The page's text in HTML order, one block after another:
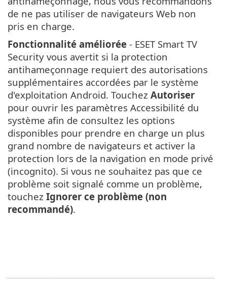
de ne pas utiliser de navigateurs Web non
pris en charge.
Fonctionnalité améliorée - ESET Smart TV
Security vous avertit si la protection
antihameçonnage requiert des autorisations
supplémentaires accordées par le système
d'exploitation Android. Touchez Autoriser
pour ouvrir les paramètres Accessibilité du
système afin de consultez les options
disponibles pour prendre en charge un plus
grand nombre de navigateurs et activer la
protection lors de la navigation en mode privé
(incognito). Si vous ne souhaitez pas que ce
problème soit signalé comme un problème,
touchez Ignorer ce problème (non
recommandé).